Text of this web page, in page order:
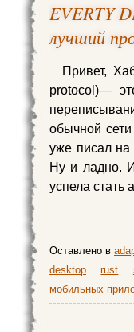
EVERTY
лучший
Привет,
protocol)—
обычной
уже писал на
Ну и ладно.
успела стать
Оставлено в
desktop
rust
мобильных